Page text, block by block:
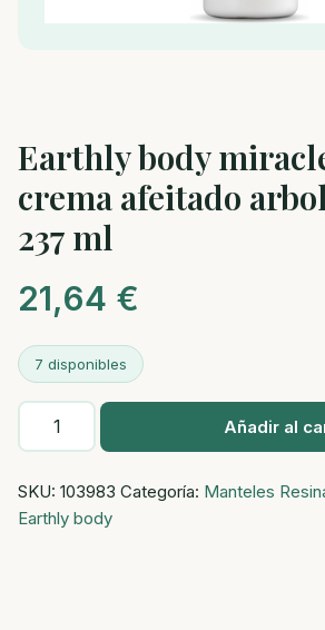
Earthly body
crema afeitado
237 ml
21,64 €
7 disponibles
Earthly
oil
-
Añadir al
SKU: 103983 Categoría: Manteles
Earthly body